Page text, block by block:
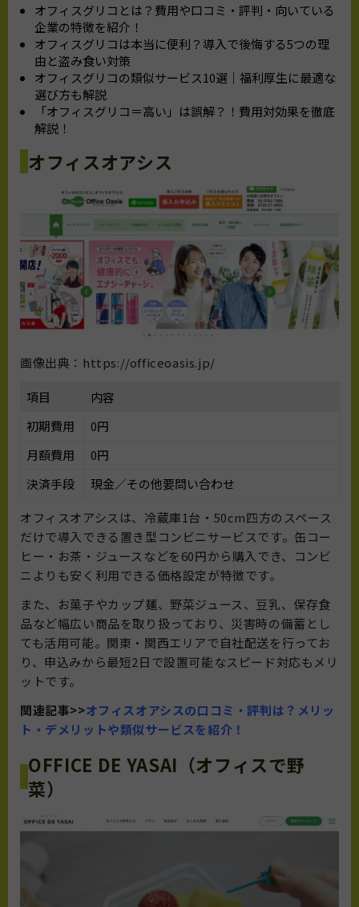
オフィスグリコとは？費用や口コミ・評判・向いている
企業の特徴を紹介！
オフィスグリコは本当に便利？導入で後悔する5つの理
由と盗み食い対策
オフィスグリコの類似サービス10選｜福利厚生に最適な
選び方も解説
「オフィスグリコ＝高い」は誤解？！費用対効果を徹底
解説！
オフィスオアシス
画像出典：https://officeoasis.jp/
項目
内容
初期費用
0円
月額費用
0円
決済手段
現金／その他要問い合わせ
オフィスオアシスは、冷蔵庫1台・50cm四方のスペース
だけで導入できる置き型コンビニサービスです。缶コー
ヒー・お茶・ジュースなどを60円から購入でき、コンビ
ニよりも安く利用できる価格設定が特徴です。
また、お菓子やカップ麺、野菜ジュース、豆乳、保存食
品など幅広い商品を取り扱っており、災害時の備蓄とし
ても活用可能。関東・関西エリアで自社配送を行ってお
り、申込みから最短2日で設置可能なスピード対応もメリ
ットです。
関連記事>>オフィスオアシスの口コミ・評判は？メリッ
ト・デメリットや類似サービスを紹介！
OFFICE DE YASAI（オフィスで野
菜）